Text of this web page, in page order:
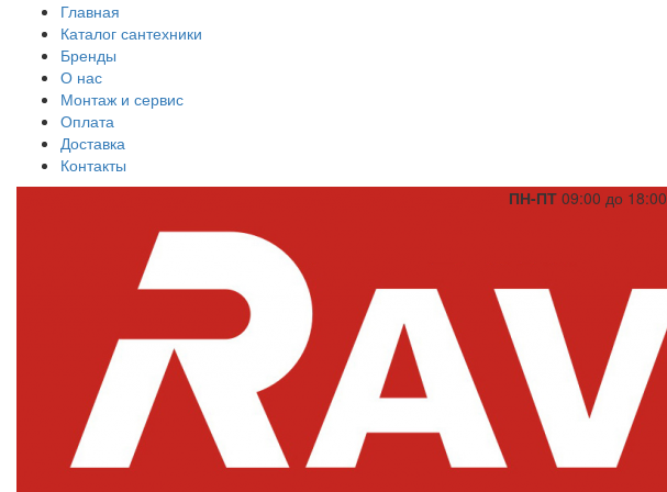
Главная
Каталог сантехники
Бренды
О нас
Монтаж и сервис
Оплата
Доставка
Контакты
ПН-ПТ 09:00 до 18:00